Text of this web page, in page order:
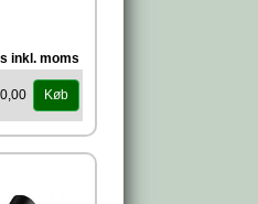
inkl. moms
Køb